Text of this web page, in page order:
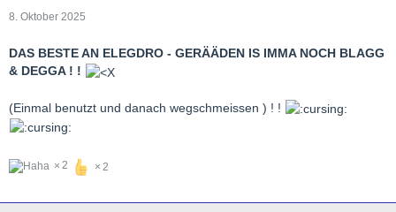
8. Oktober 2025
DAS BESTE AN ELEGDRO - GERÄÄDEN IS IMMA NOCH BLAGG
& DEGGA ! !
(Einmal benutzt und danach wegschmeissen ) ! !
2 2